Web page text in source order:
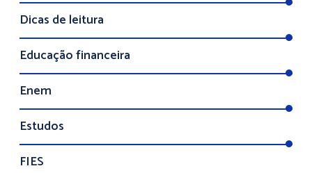
Dicas de leitura
Educação financeira
Enem
Estudos
FIES